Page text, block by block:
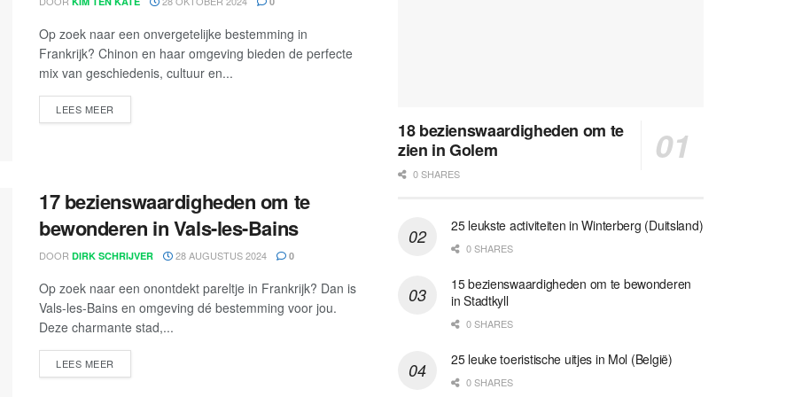
Op zoek naar een onvergetelijke bestemming in
Frankrijk? Chinon en haar omgeving bieden de perfecte
mix van geschiedenis, cultuur en...
LEES MEER
17 bezienswaardigheden om te
bewonderen in Vals-les-Bains
DOOR DIRK SCHRIJVER 28 AUGUSTUS 2024 0
Op zoek naar een onontdekt pareltje in Frankrijk? Dan is
Vals-les-Bains en omgeving dé bestemming voor jou.
Deze charmante stad,...
LEES MEER
18 bezienswaardigheden om te
zien in Golem
0 SHARES
25 leukste activiteiten in Winterberg (Duitsland)
0 SHARES
15 bezienswaardigheden om te bewonderen
in Stadtkyll
0 SHARES
25 leuke toeristische uitjes in Mol (België)
0 SHARES